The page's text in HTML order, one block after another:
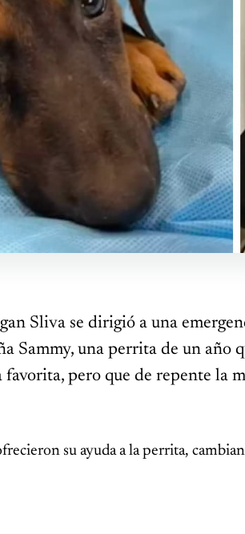
Sliva se dirigió a una
Sammy, una perrita de un año
pero que de repente la
su ayuda a la perrita,